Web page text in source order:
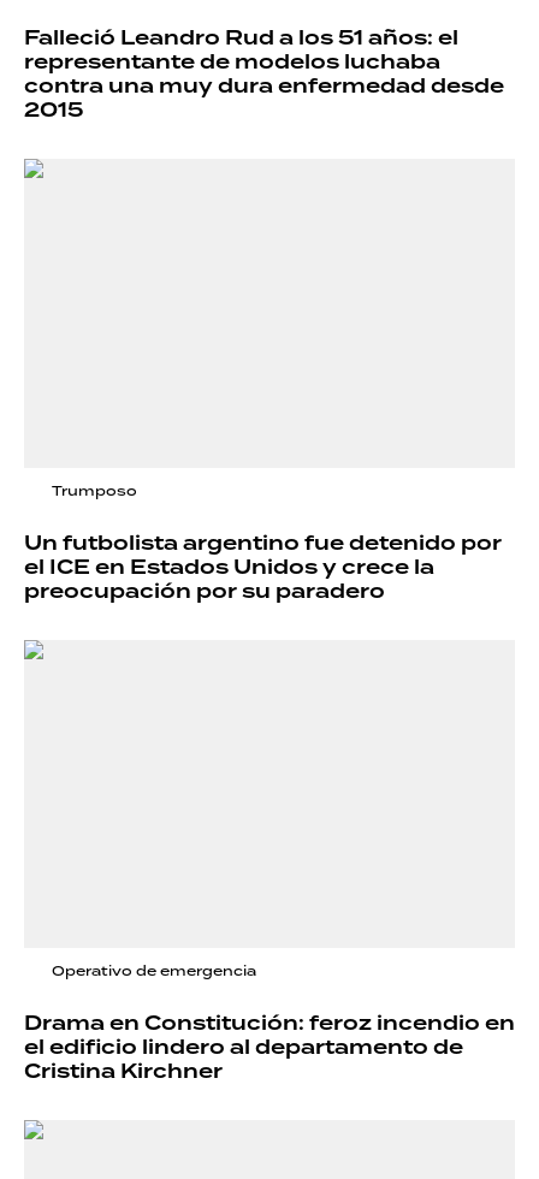
Falleció Leandro Rud a los 51 años: el
representante de modelos luchaba
contra una muy dura enfermedad desde
2015
Trumposo
Un futbolista argentino fue detenido por
el ICE en Estados Unidos y crece la
preocupación por su paradero
Operativo de emergencia
Drama en Constitución: feroz incendio en
el edificio lindero al departamento de
Cristina Kirchner